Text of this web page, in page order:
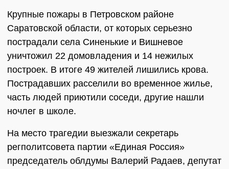
Крупные пожары в Петровском районе
Саратовской области, от которых серьезно
пострадали села Синенькие и Вишневое
уничтожил 22 домовладения и 14 нежилых
построек. В итоге 49 жителей лишились крова.
Пострадавших расселили во временное жилье,
часть людей приютили соседи, другие нашли
ночлег в школе.
На место трагедии выезжали секретарь
регполитсовета партии «Единая Россия»
председатель облдумы Валерий Радаев, депутат